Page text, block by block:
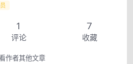
1
评论
7
收藏
作者其他文章